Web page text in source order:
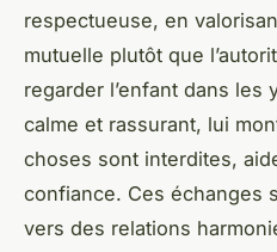
respectueuse, en
mutuelle plutôt que
regarder l’enfant dans les
calme et rassurant, lui
choses sont interdites,
confiance. Ces échanges
vers des relations